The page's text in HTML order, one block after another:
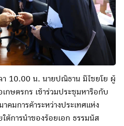
า 10.00 น. นายปณิธาน มีไชยโย ผู้
กษตรกร เข้าร่วมประชุมหารือกับ
คมการค้าระหว่างประเทศแห่ง
ต้การนำของร้อยเอก ธรรมนัส